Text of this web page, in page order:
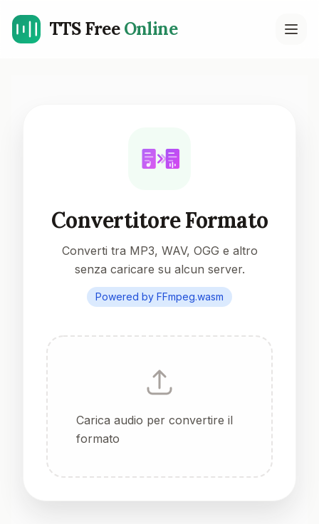
TTS FreeOnline
Convertitore Formato
Converti tra MP3, WAV, OGG e altro
senza caricare su alcun server.
Powered by FFmpeg.wasm
Carica audio per convertire il
formato